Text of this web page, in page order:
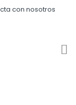
con nosotros